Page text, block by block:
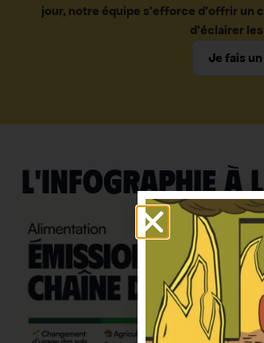
jour, notre équipe s’efforce d’offrir un
d’éclairer
Je fais
L'INFOGRAPHIE À